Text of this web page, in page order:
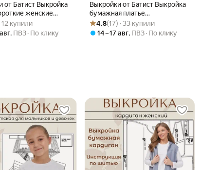
от Батист Выкройка
женские
5.0 из 5
· 12 купили
12 купили
, ПВЗ По клику
Выкройки от Батист Выкройка
бумажная платье
цельнокроеное женское
Выкройки от Батист 6
размеров на одном листе 44-
Рейтинг товара: 4.8 из 5
Оценок: (17) · 33 купили
4.8(17) · 33 купили
14 – 17 авг, ПВЗ По клику